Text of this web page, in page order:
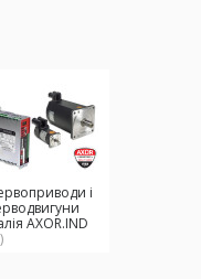
і
AXOR.IND